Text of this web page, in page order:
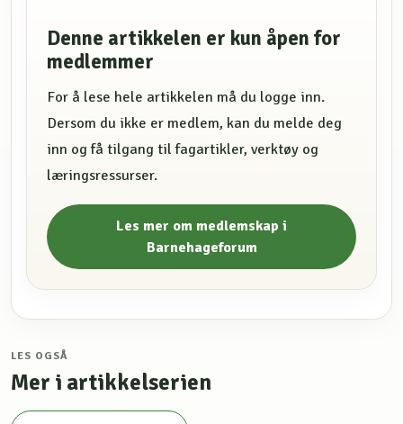
Denne artikkelen er kun åpen for
medlemmer
For å lese hele artikkelen må du logge inn.
Dersom du ikke er medlem, kan du melde deg
inn og få tilgang til fagartikler, verktøy og
læringsressurser.
Les mer om medlemskap i
Barnehageforum
LES OGSÅ
Mer i artikkelserien